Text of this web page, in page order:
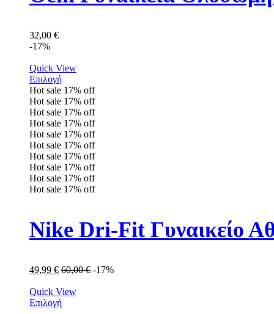
32,00 €
-17%
Quick View
Επιλογή
Hot sale 17% off
Hot sale 17% off
Hot sale 17% off
Hot sale 17% off
Hot sale 17% off
Hot sale 17% off
Hot sale 17% off
Hot sale 17% off
Hot sale 17% off
Hot sale 17% off
Nike Dri-Fit Γυναικείο
49,99 € 60,00€ -17%
Quick View
Επιλογή